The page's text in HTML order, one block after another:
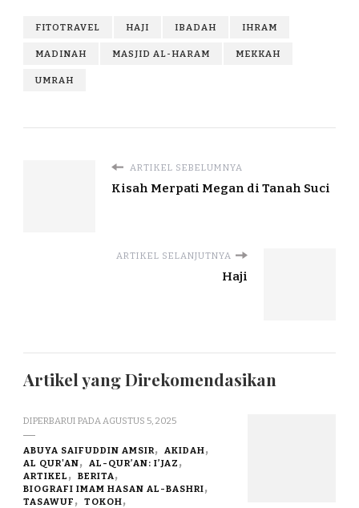
FITOTRAVEL HAJI IBADAH IHRAM
MADINAH MASJID AL-HARAM MEKKAH
UMRAH
ARTIKEL SEBELUMNYA
Kisah Merpati Megan di Tanah Suci
ARTIKEL SELANJUTNYA
Haji
Artikel yang Direkomendasikan
DIPERBARUI PADAAGUSTUS 5, 2025
ABUYA SAIFUDDIN AMSIR
AKIDAH
AL QUR'AN
AL-QUR’AN: I’JAZ
ARTIKEL
BERITA
BIOGRAFI IMAM HASAN AL-BASHRI
TASAWUF
TOKOH